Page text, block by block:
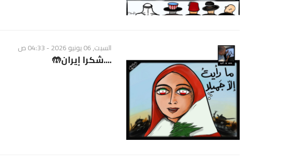
السبت, 06 يونيو 2026 - 04:33 ص
....شكرا إيران🤲